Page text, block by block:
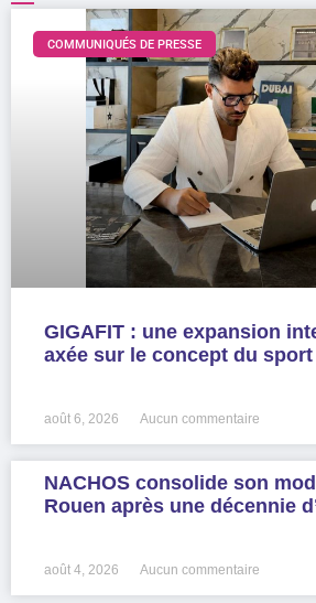
COMMUNIQUÉS DE PRESSE
GIGAFIT : une expansion
axée sur le concept du
août 6, 2026 Aucun commentaire
NACHOS consolide son
Rouen après une décennie
août 4, 2026 Aucun commentaire